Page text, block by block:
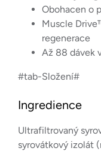
Obohacen o
Muscle
regenerace
Až 88 dávek
#tab-Složení#
Ingredience
Ultrafiltrovaný
syrovátkový izolát